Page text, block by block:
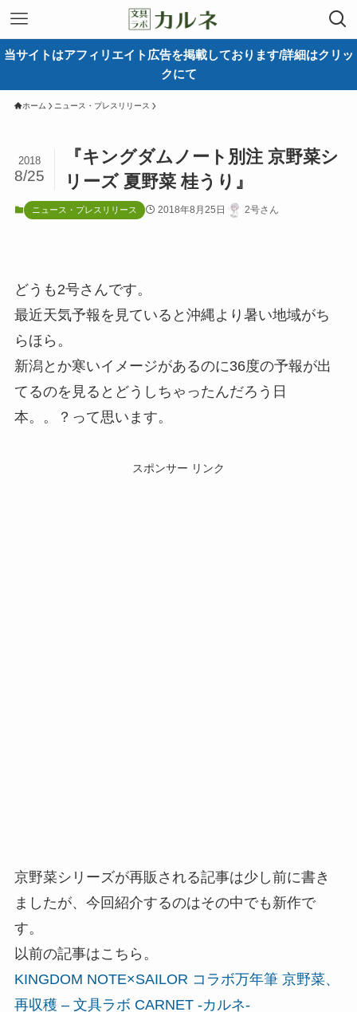
当サイトはアフィリエイト広告を掲載しております/詳細はクリッ
クにて
ホーム ニュース・プレスリリース
『キングダムノート別注 京野菜シ
リーズ 夏野菜 桂うり』
2018
8/25
ニュース・プレスリリース 2018年8月25日 2号さん
どうも2号さんです。
最近天気予報を見ていると沖縄より暑い地域がち
らほら。
新潟とか寒いイメージがあるのに36度の予報が出
てるのを見るとどうしちゃったんだろう日
本。。？って思います。
スポンサー リンク
京野菜シリーズが再販される記事は少し前に書き
ましたが、今回紹介するのはその中でも新作で
す。
以前の記事はこちら。
KINGDOM NOTE×SAILOR コラボ万年筆 京野菜、
再収穫 – 文具ラボ CARNET -カルネ-